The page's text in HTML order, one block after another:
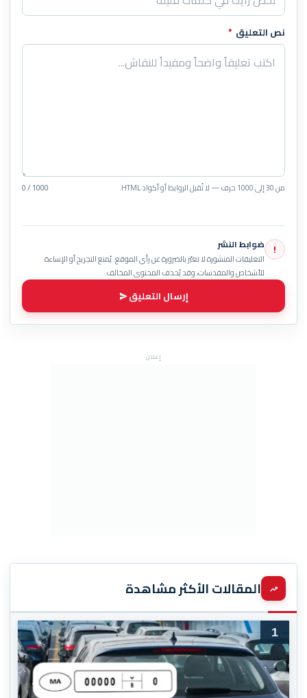
نص التعليق *
من 30 إلى 1000 حرف — لا تُقبل الروابط أو أكواد HTML. 0 / 1000
! ضوابط النشر
التعليقات المنشورة لا تعبّر بالضرورة عن رأي الموقع. يُمنع التجريح أو الإساءة
للأشخاص والمقدسات، وقد يُحذف المحتوى المخالف.
إرسال التعليق
إعلان
المقالات الأكثر مشاهدة
1